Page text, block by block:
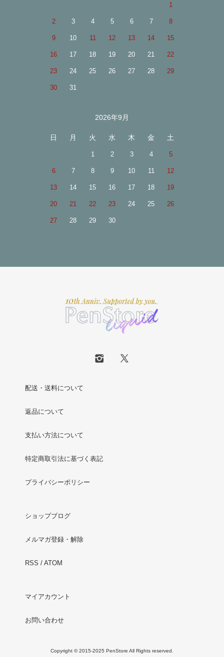
1
2 3 4 5 6 7 8
9 10 11 12 13 14 15
16 17 18 19 20 21 22
23 24 25 26 27 28 29
30 31
2026年9月
日 月 火 水 木 金 土
1 2 3 4 5
6 7 8 9 10 11 12
13 14 15 16 17 18 19
20 21 22 23 24 25 26
27 28 29 30
配送・送料について
返品について
支払い方法について
特定商取引法に基づく表記
プライバシーポリシー
ショップブログ
メルマガ登録・解除
RSS / ATOM
マイアカウント
お問い合わせ
Copyright © 2015-2025 PenStore All Rights reserved.